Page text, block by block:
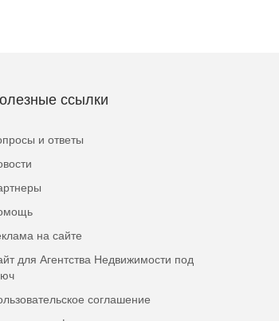
ссылки
и ответы
на сайте
для Агентства Недвижимости под
соглашение